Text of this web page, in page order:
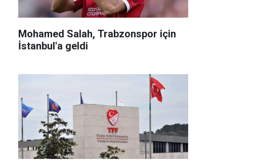
Mohamed Salah, Trabzonspor için
İstanbul'a geldi